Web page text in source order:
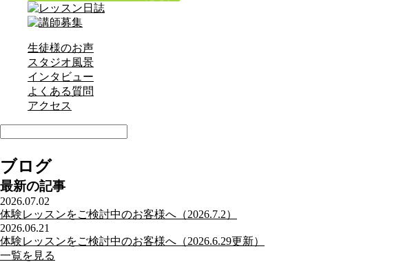
生徒様のお声
スタジオ風景
インタビュー
よくある質問
アクセス
ブログ
最新の記事
2026.07.02
体験レッスンをご検討中のお客様へ（2026.7.2）
2026.06.21
体験レッスンをご検討中のお客様へ（2026.6.29更新）
一覧を見る